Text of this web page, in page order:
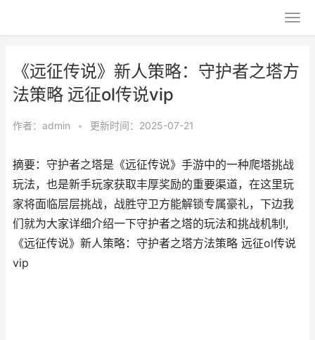
《远征传说》新人策略：守护者之塔方
法策略 远征ol传说vip
作者： admin • 更新时间：2025-07-21
摘要：守护者之塔是《远征传说》手游中的一种爬塔挑战
玩法，也是新手玩家获取丰厚奖励的重要渠道，在这里玩
家将面临层层挑战，战胜守卫方能解锁专属豪礼，下边我
们就为大家详细介绍一下守护者之塔的玩法和挑战机制!,
《远征传说》新人策略：守护者之塔方法策略 远征ol传说
vip